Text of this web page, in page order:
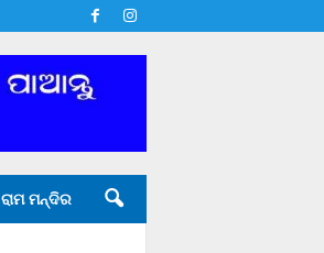
ରାମ ମନ୍ଦିର